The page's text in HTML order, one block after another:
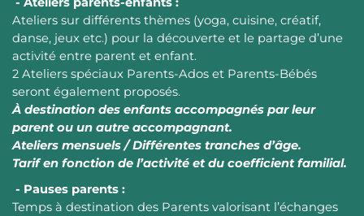
Ateliers sur différents thèmes (yoga, cuisine, créatif,
danse, jeux etc.) pour la découverte et le partage d’une
activité entre parent et enfant.
2 Ateliers spéciaux Parents-Ados et Parents-Bébés
seront également proposés.
À destination des enfants accompagnés par leur
parent ou un autre accompagnant.
Ateliers mensuels / Différentes tranches d’âge.
Tarif en fonction de l’activité et du coefficient familial.
- Pauses parents :
Temps à destination des Parents valorisant l’échanges